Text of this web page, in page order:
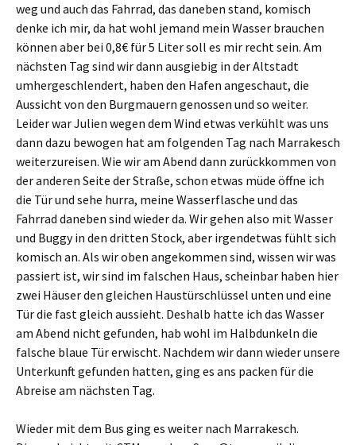
weg und auch das Fahrrad, das daneben stand, komisch
denke ich mir, da hat wohl jemand mein Wasser brauchen
können aber bei 0,8€ für 5 Liter soll es mir recht sein. Am
nächsten Tag sind wir dann ausgiebig in der Altstadt
umhergeschlendert, haben den Hafen angeschaut, die
Aussicht von den Burgmauern genossen und so weiter.
Leider war Julien wegen dem Wind etwas verkühlt was uns
dann dazu bewogen hat am folgenden Tag nach Marrakesch
weiterzureisen. Wie wir am Abend dann zurückkommen von
der anderen Seite der Straße, schon etwas müde öffne ich
die Tür und sehe hurra, meine Wasserflasche und das
Fahrrad daneben sind wieder da. Wir gehen also mit Wasser
und Buggy in den dritten Stock, aber irgendetwas fühlt sich
komisch an. Als wir oben angekommen sind, wissen wir was
passiert ist, wir sind im falschen Haus, scheinbar haben hier
zwei Häuser den gleichen Haustürschlüssel unten und eine
Tür die fast gleich aussieht. Deshalb hatte ich das Wasser
am Abend nicht gefunden, hab wohl im Halbdunkeln die
falsche blaue Tür erwischt. Nachdem wir dann wieder unsere
Unterkunft gefunden hatten, ging es ans packen für die
Abreise am nächsten Tag.
Wieder mit dem Bus ging es weiter nach Marrakesch.